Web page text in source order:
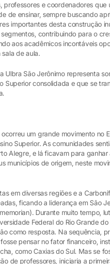
e coordenadores que
de ensinar, sempre buscando
importantes desta construção
contribuindo para o
aos acadêmicos incontáveis
de aula.
Ulbra São Jerônimo representa
Superior consolidada e que se
um grande movimento no
Superior. As comunidades
Alegre, e lá ficavam para
municípios de origem, neste
em diversas regiões e a
ficando a liderança em São
Durante muito tempo,
Federal do Rio Grande do
como resposta. Na sequência,
pensar no fator financeiro,
como Caxias do Sul. Mas se
de professores, iniciaria a